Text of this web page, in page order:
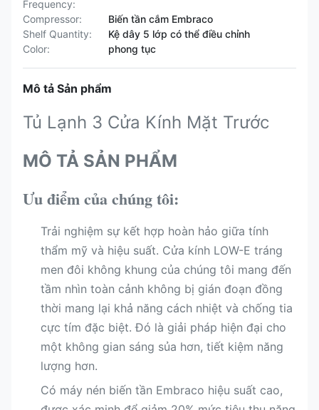
Frequency:
Compressor:
Biến tần cắm Embraco
Shelf Quantity:
Kệ dây 5 lớp có thể điều chỉnh
Color:
phong tục
Mô tả Sản phẩm
Tủ Lạnh 3 Cửa Kính Mặt Trước
MÔ TẢ SẢN PHẨM
Ưu điểm của chúng tôi:
Trải nghiệm sự kết hợp hoàn hảo giữa tính
thẩm mỹ và hiệu suất. Cửa kính LOW-E tráng
men đôi không khung của chúng tôi mang đến
tầm nhìn toàn cảnh không bị gián đoạn đồng
thời mang lại khả năng cách nhiệt và chống tia
cực tím đặc biệt. Đó là giải pháp hiện đại cho
một không gian sáng sủa hơn, tiết kiệm năng
lượng hơn.
Có máy nén biến tần Embraco hiệu suất cao,